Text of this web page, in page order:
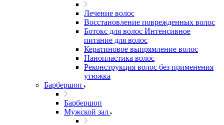
Лечение волос
Восстановление поврежденных волос
Бoтокс для волос Интенсивное
питание для волос
Кератиновое выпрямление волос
Нанопластика волос
Реконструкция волос без применения
утюжка
Барбершоп
Барбершоп
Мужской зал